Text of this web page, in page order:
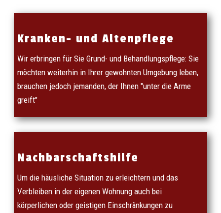
Kranken- und Altenpflege
Wir erbringen für Sie Grund- und Behandlungspflege: Sie
möchten weiterhin in Ihrer gewohnten Umgebung leben,
brauchen jedoch jemanden, der Ihnen "unter die Arme
greift"
Nachbarschaftshilfe
Um die häusliche Situation zu erleichtern und das
Verbleiben in der eigenen Wohnung auch bei
körperlichen oder geistigen Einschränkungen zu